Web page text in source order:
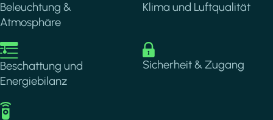
Beleuchtung &
Atmosphäre
Klima und Luftqualität
Image
Beschattung und
Energiebilanz
Image
Sicherheit & Zugang
Image